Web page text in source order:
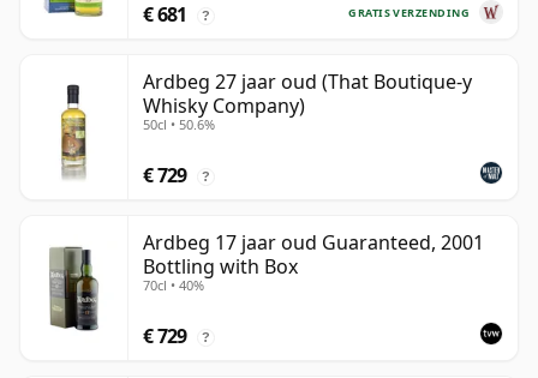
GRATIS VERZENDING
€ 681 ?
Ardbeg 27 jaar oud (That Boutique-y
Whisky Company)
50cl • 50.6%
€ 729 ?
Ardbeg 17 jaar oud Guaranteed, 2001
Bottling with Box
70cl • 40%
€ 729 ?